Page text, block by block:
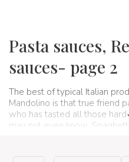
Pasta sauces,
sauces- page 2
The best of typical Italian
Mandolino is that true friend
who has tasted all those
may not even know.